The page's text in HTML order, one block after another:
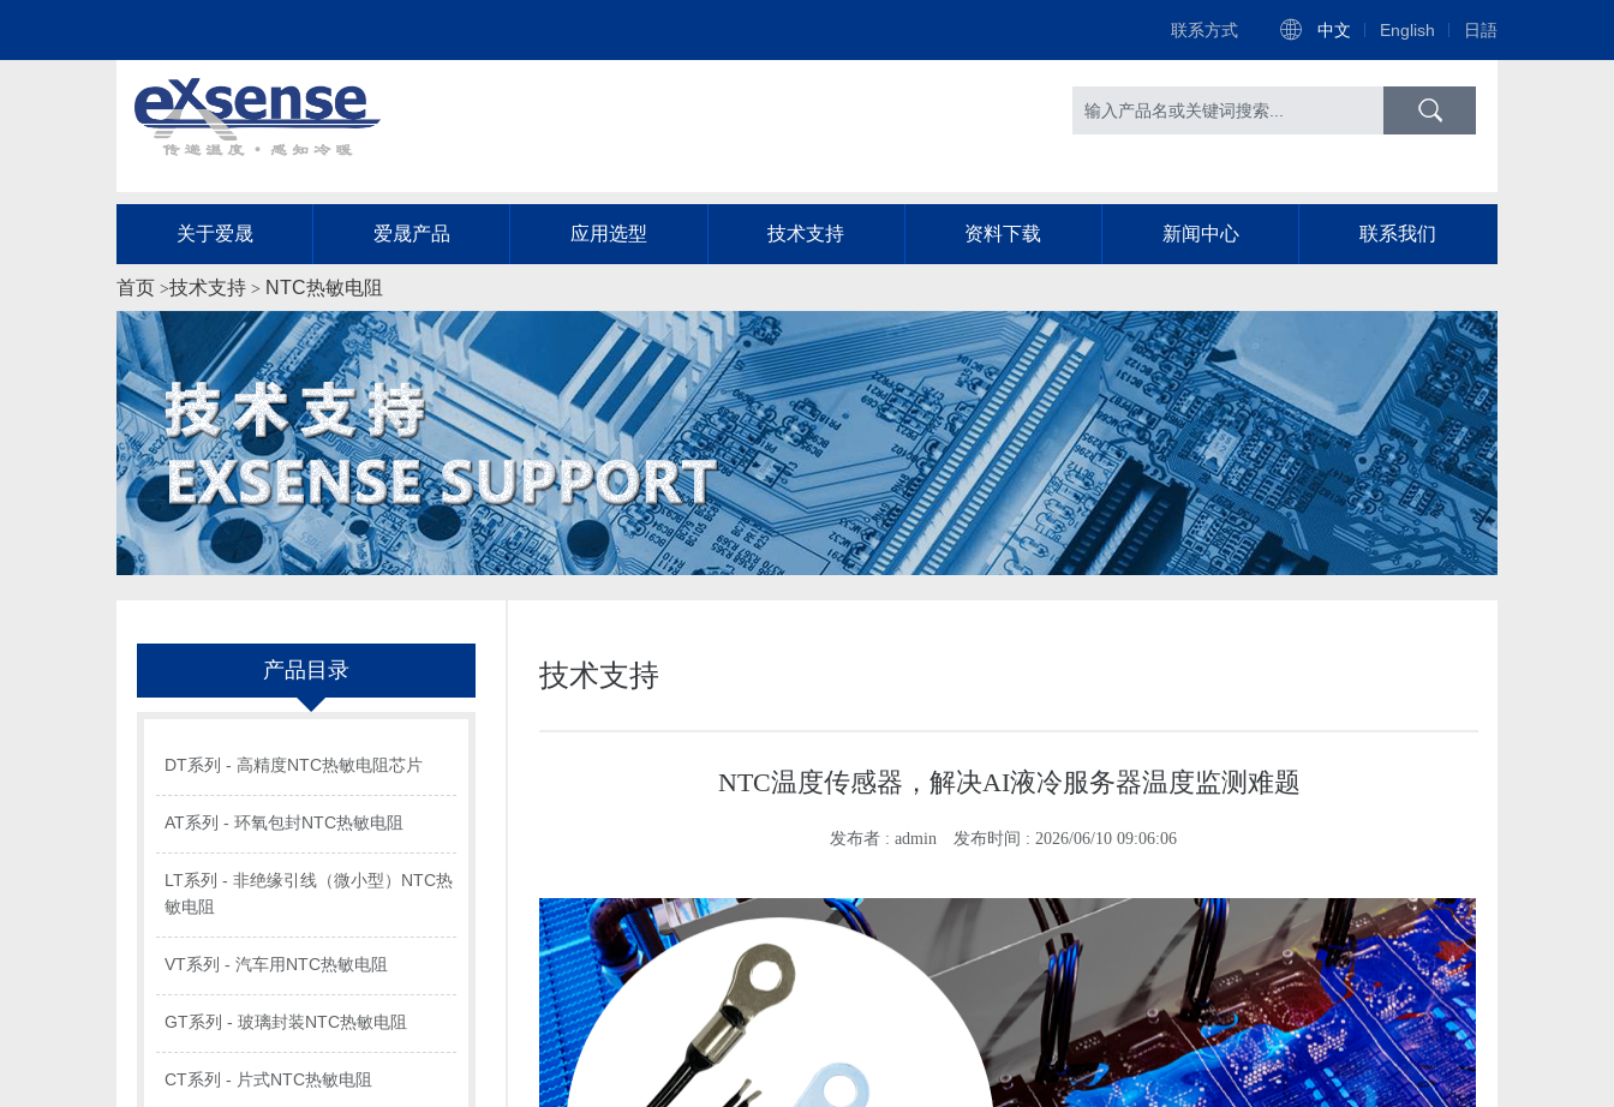
联系方式 中文 English 日語
关于爱晟 爱晟产品 应用选型 技术支持 资料下载 新闻中心 联系我们
首页 >技术支持 > NTC热敏电阻
产品目录
DT系列 - 高精度NTC热敏电阻芯片
AT系列 - 环氧包封NTC热敏电阻
LT系列 - 非绝缘引线（微小型）NTC热
敏电阻
VT系列 - 汽车用NTC热敏电阻
GT系列 - 玻璃封装NTC热敏电阻
CT系列 - 片式NTC热敏电阻
技术支持
NTC温度传感器，解决AI液冷服务器温度监测难题
发布者 : admin 发布时间 : 2026/06/10 09:06:06